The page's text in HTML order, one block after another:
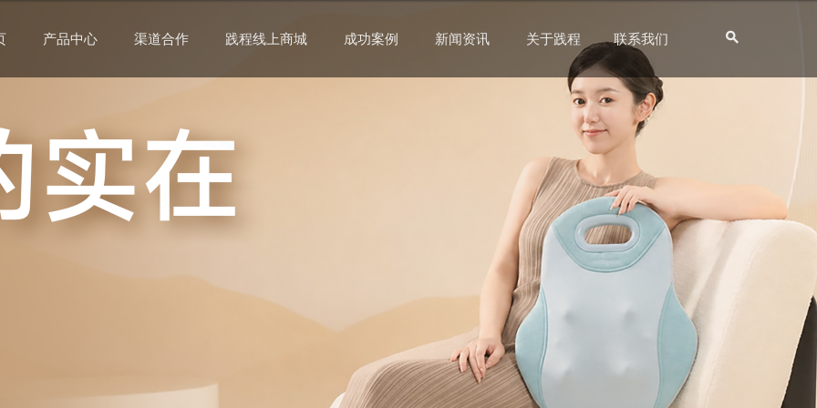
产品中心 渠道合作 践程线上商城 成功案例 新闻资讯 关于践程 联系我们